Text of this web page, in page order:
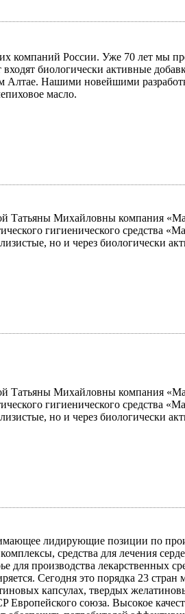
России. Уже 70 лет мы
биологически активные
Нашими новейшими
масло.
Татьяны Михайловны компания
гигиенического средства
но и через
Татьяны Михайловны компания
гигиенического средства
но и через
лидирующие позиции по
средства для лечения
для производства
Сегодня это порядка 23 стран
капсулах, твердых
Европейского союза. Высокое